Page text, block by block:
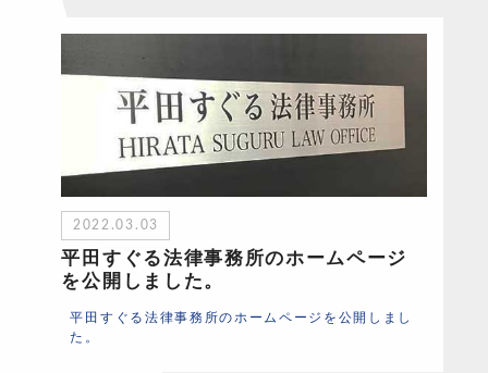
2022.03.03
平田すぐる法律事務所のホームページ
を公開しました。
平田すぐる法律事務所のホームページを公開しまし
た。